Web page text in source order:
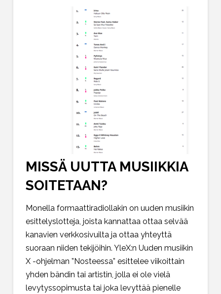
MISSÄ UUTTA MUSIIKKIA
SOITETAAN?
Monella formaattiradiollakin on uuden musiikin
esittelyslotteja, joista kannattaa ottaa selvää
kanavien verkkosivuilta ja ottaa yhteyttä
suoraan niiden tekijöihin. YleX:n Uuden musiikin
X -ohjelman ”Nosteessa” esittelee viikoittain
yhden bändin tai artistin, jolla ei ole vielä
levytyssopimusta tai joka levyttää pienelle